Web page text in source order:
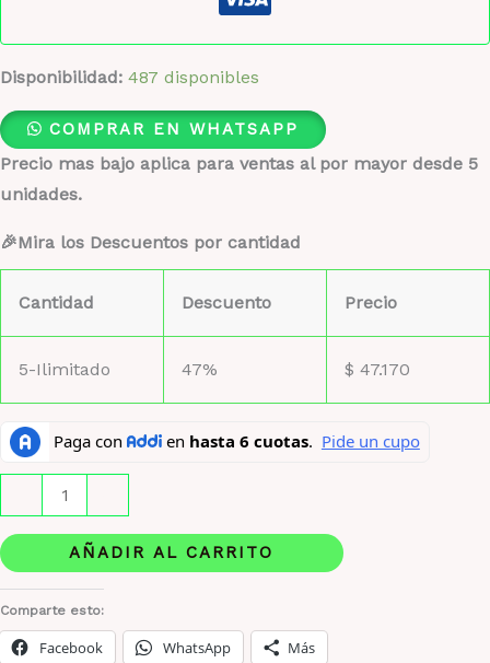
Disponibilidad: 487 disponibles
COMPRAR EN WHATSAPP
Precio mas bajo aplica para ventas al por mayor desde 5
unidades.
🎉Mira los Descuentos por cantidad
Cantidad Descuento Precio
5-Ilimitado 47% $ 47.170
Phantom
Legion
Paco
Rabanne
cantidad
AÑADIR AL CARRITO
Comparte esto:
Facebook WhatsApp Más